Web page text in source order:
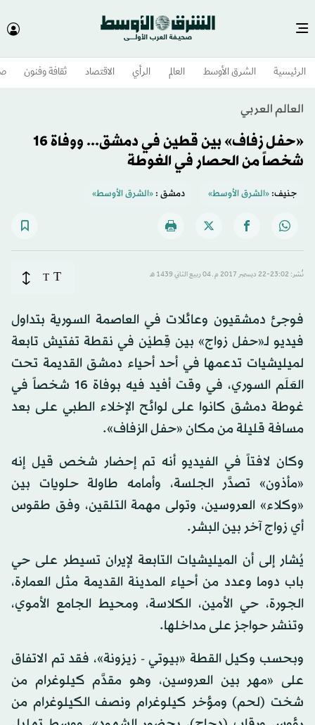
الرئيسية الشرق الأوسط​ العالم الرأي الاقتصاد ثقافة وفنون
العالم العربي
«حفل زفاف» بين قطين في دمشق... ووفاة 16
شخصاً من الحصار في الغوطة
جنيف:«الشرق الأوسط» دمشق :«الشرق الأوسط»
نُشر: 23:02-22 ديسمبر 2017 م ـ 04 ربيع الثاني 1439 هـ T
T
فوجئ دمشقيون وعائلات في العاصمة السورية بتداول
فيديو لـ«حفل زواج» بين قِطيْن في نقطة تفتيش تابعة
لميليشيات تدعمها في أحد أحياء دمشق القديمة تحت
العَلَم السوري، في وقت أفيد فيه بوفاة 16 شخصاً في
غوطة دمشق كانوا على لوائح الإخلاء الطبي على بعد
مسافة قليلة من مكان «حفل الزفاف».
وكان لافتاً في الفيديو أنه تم إحضار شخص قيل إنه
«مأذون» تصدَّر الجلسة، وأمامه طاولة حلويات بين
«وكلاء» العروسين، وتولى مهمة التلقين، وفق طقوس
أي زواج آخر بين البشر.
يُشار إلى أن الميليشيات التابعة لإيران تسيطر على حي
باب دوما وعدد من أحياء المدينة القديمة مثل العمارة،
الجورة، حي الأمين، الكلاسة، ومحيط الجامع الأموي،
وتنشر حواجز على مداخلها.
وبحسب وكيل القطة «بيوتي - زيزونة»، فقد تم الاتفاق
على «مهر بين العروسين، وهو مقدَّم كيلوغرام من
شخت (لحم) ومؤخر كيلوغرام ونصف الكيلوغرام من